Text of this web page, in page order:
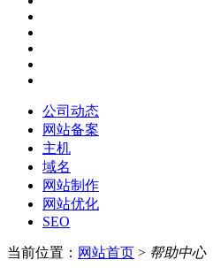
公司动态
网站备案
主机
域名
网站制作
网站优化
SEO
当前位置： 网站首页 > 帮助中心